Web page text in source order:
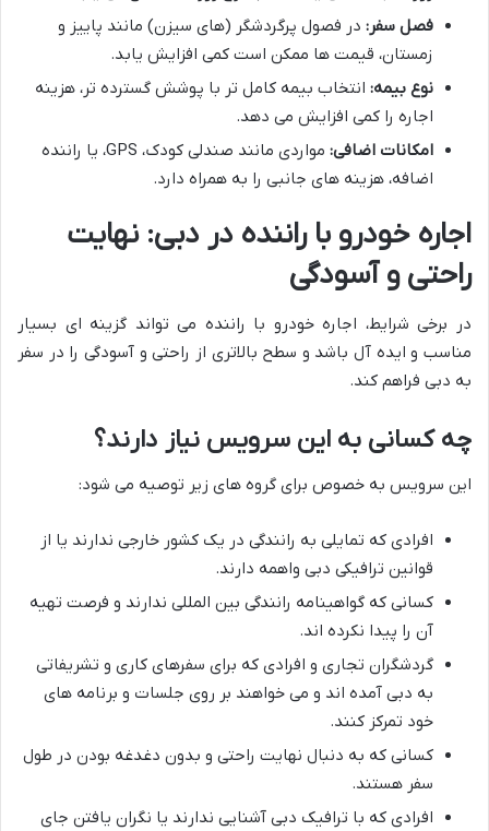
فصل سفر: در فصول پرگردشگر (های سیزن) مانند پاییز و
زمستان، قیمت ها ممکن است کمی افزایش یابد.
نوع بیمه: انتخاب بیمه کامل تر با پوشش گسترده تر، هزینه
اجاره را کمی افزایش می دهد.
امکانات اضافی:
مواردی مانند صندلی کودک، GPS، یا راننده
اضافه، هزینه های جانبی را به همراه دارد.
اجاره خودرو با راننده در دبی: نهایت
راحتی و آسودگی
در برخی شرایط، اجاره خودرو با راننده می تواند گزینه ای بسیار
مناسب و ایده آل باشد و سطح بالاتری از راحتی و آسودگی را در سفر
به دبی فراهم کند.
چه کسانی به این سرویس نیاز دارند؟
این سرویس به خصوص برای گروه های زیر توصیه می شود:
افرادی که تمایلی به رانندگی در یک کشور خارجی ندارند یا از
قوانین ترافیکی دبی واهمه دارند.
کسانی که گواهینامه رانندگی بین المللی ندارند و فرصت تهیه
آن را پیدا نکرده اند.
گردشگران تجاری و افرادی که برای سفرهای کاری و تشریفاتی
به دبی آمده اند و می خواهند بر روی جلسات و برنامه های
خود تمرکز کنند.
کسانی که به دنبال نهایت راحتی و بدون دغدغه بودن در طول
سفر هستند.
افرادی که با ترافیک دبی آشنایی ندارند یا نگران یافتن جای